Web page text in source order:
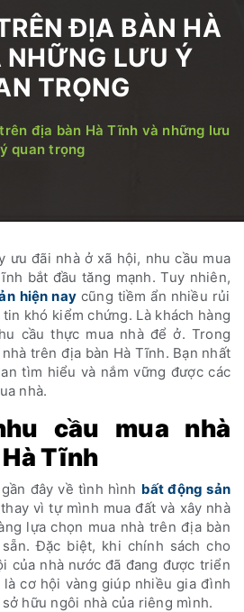
ĐỊA BÀN HÀ
LƯU Ý
TRỌNG
địa bàn Hà Tĩnh và những lưu
ý quan trọng
ưu đãi nhà ở xã hội, nhu cầu mua
bắt đầu tăng mạnh. Tuy nhiên,
hiện nay cũng tiềm ẩn nhiều rủi
khó kiểm chứng. Là khách hàng
cầu thực mua nhà để ở. Trong
trên địa bàn Hà Tĩnh. Bạn nhất
tìm hiểu và nắm vững được các
nhà.
cầu mua nhà
Tĩnh
đây về tình hình bất động sản
vì tự mình mua đất và xây nhà
lựa chọn mua nhà trên địa bàn
Đặc biệt, khi chính sách cho
của nhà nước đã đang được triển
cơ hội vàng giúp nhiều gia đình
hữu ngôi nhà của riêng mình.